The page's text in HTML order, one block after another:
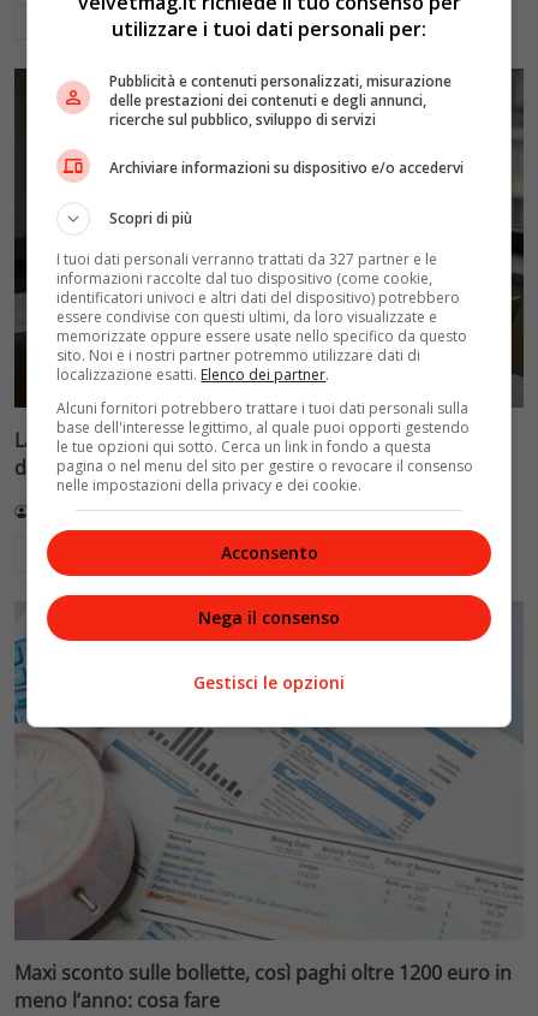
La Fenice di Chiara Ferragni: come ha evitato il crollo
dimezzando i costi
Redazione VelvetMAG 3 Luglio 2026
Leggi di più
Maxi sconto sulle bollette, così paghi oltre 1200 euro in
meno l’anno: cosa fare
utilizzare i tuoi dati personali per:
Pubblicità e contenuti personalizzati, misurazione
delle prestazioni dei contenuti e degli annunci,
ricerche sul pubblico, sviluppo di servizi
Archiviare informazioni su dispositivo e/o accedervi
Scopri di più
I tuoi dati personali verranno trattati da 327 partner e le
informazioni raccolte dal tuo dispositivo (come cookie,
identificatori univoci e altri dati del dispositivo) potrebbero
essere condivise con questi ultimi, da loro visualizzate e
memorizzate oppure essere usate nello specifico da questo
sito. Noi e i nostri partner potremmo utilizzare dati di
localizzazione esatti. Elenco dei partner.
Alcuni fornitori potrebbero trattare i tuoi dati personali sulla
base dell'interesse legittimo, al quale puoi opporti gestendo
le tue opzioni qui sotto. Cerca un link in fondo a questa
pagina o nel menu del sito per gestire o revocare il consenso
nelle impostazioni della privacy e dei cookie.
Acconsento
Nega il consenso
Gestisci le opzioni